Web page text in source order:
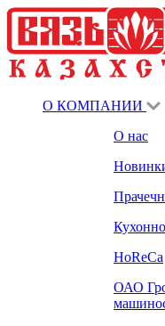
О КОМПАНИИ
О нас
HoReCa
ОАО